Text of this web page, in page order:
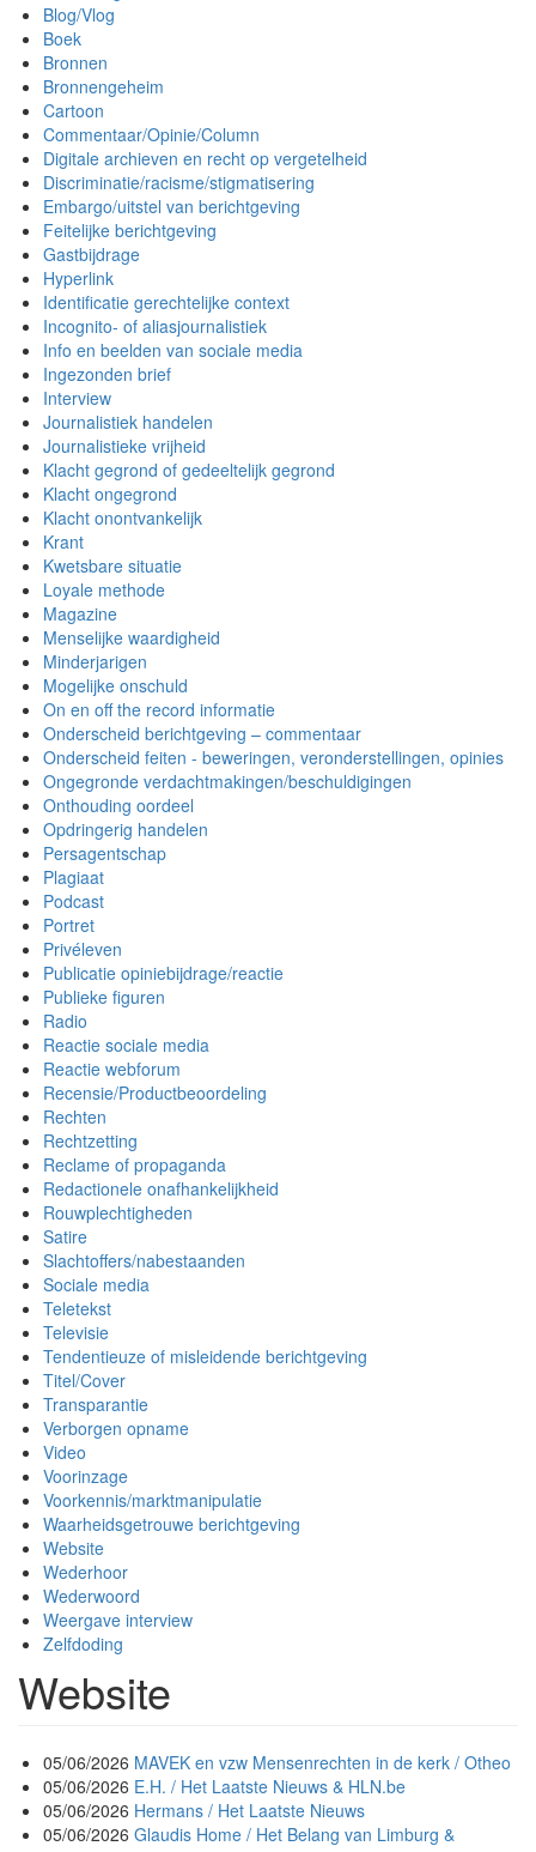
Blog/Vlog
Boek
Bronnen
Bronnengeheim
Cartoon
Commentaar/Opinie/Column
Digitale archieven en recht op vergetelheid
Discriminatie/racisme/stigmatisering
Embargo/uitstel van berichtgeving
Feitelijke berichtgeving
Gastbijdrage
Hyperlink
Identificatie gerechtelijke context
Incognito- of aliasjournalistiek
Info en beelden van sociale media
Ingezonden brief
Interview
Journalistiek handelen
Journalistieke vrijheid
Klacht gegrond of gedeeltelijk gegrond
Klacht ongegrond
Klacht onontvankelijk
Krant
Kwetsbare situatie
Loyale methode
Magazine
Menselijke waardigheid
Minderjarigen
Mogelijke onschuld
On en off the record informatie
Onderscheid berichtgeving – commentaar
Onderscheid feiten - beweringen, veronderstellingen, opinies
Ongegronde verdachtmakingen/beschuldigingen
Onthouding oordeel
Opdringerig handelen
Persagentschap
Plagiaat
Podcast
Portret
Privéleven
Publicatie opiniebijdrage/reactie
Publieke figuren
Radio
Reactie sociale media
Reactie webforum
Recensie/Productbeoordeling
Rechten
Rechtzetting
Reclame of propaganda
Redactionele onafhankelijkheid
Rouwplechtigheden
Satire
Slachtoffers/nabestaanden
Sociale media
Teletekst
Televisie
Tendentieuze of misleidende berichtgeving
Titel/Cover
Transparantie
Verborgen opname
Video
Voorinzage
Voorkennis/marktmanipulatie
Waarheidsgetrouwe berichtgeving
Website
Wederhoor
Wederwoord
Weergave interview
Zelfdoding
Website
05/06/2026 MAVEK en vzw Mensenrechten in de kerk / Otheo
05/06/2026 E.H. / Het Laatste Nieuws & HLN.be
05/06/2026 Hermans / Het Laatste Nieuws
05/06/2026 Glaudis Home / Het Belang van Limburg &